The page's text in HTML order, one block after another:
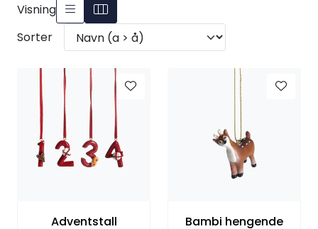
Visning
Sorter
Adventstall
Bambi hengende
Julekrybber – Tradisjon og Magi